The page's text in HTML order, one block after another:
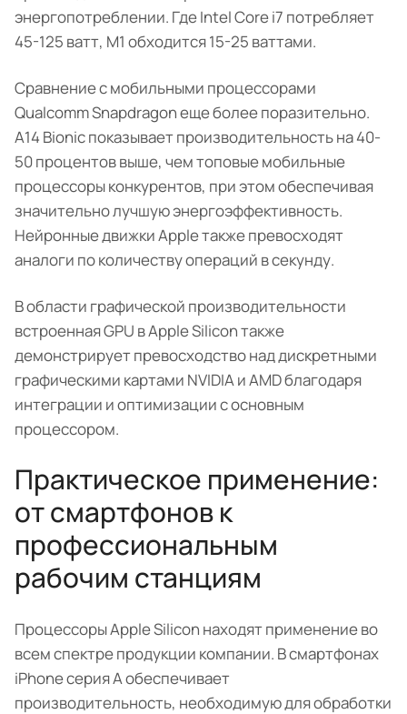
энергопотреблении. Где Intel Core i7 потребляет
45-125 ватт, M1 обходится 15-25 ваттами.
Сравнение с мобильными процессорами
Qualcomm Snapdragon еще более поразительно.
A14 Bionic показывает производительность на 40-
50 процентов выше, чем топовые мобильные
процессоры конкурентов, при этом обеспечивая
значительно лучшую энергоэффективность.
Нейронные движки Apple также превосходят
аналоги по количеству операций в секунду.
В области графической производительности
встроенная GPU в Apple Silicon также
демонстрирует превосходство над дискретными
графическими картами NVIDIA и AMD благодаря
интеграции и оптимизации с основным
процессором.
Практическое применение:
от смартфонов к
профессиональным
рабочим станциям
Процессоры Apple Silicon находят применение во
всем спектре продукции компании. В смартфонах
iPhone серия A обеспечивает
производительность, необходимую для обработки